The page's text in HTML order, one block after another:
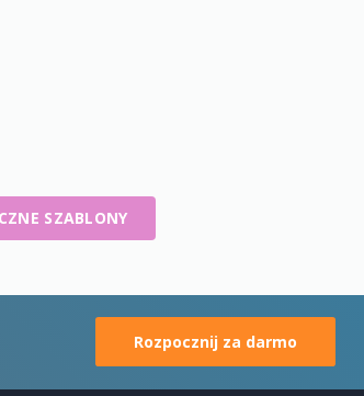
SZABLONY
Rozpocznij za darmo